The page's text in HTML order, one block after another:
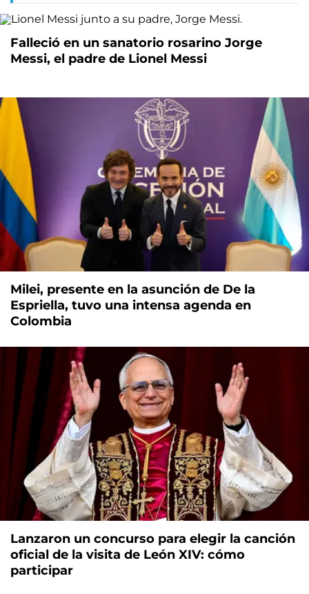
Falleció en un sanatorio rosarino Jorge
Messi, el padre de Lionel Messi
Milei, presente en la asunción de De la
Espriella, tuvo una intensa agenda en
Colombia
Lanzaron un concurso para elegir la canción
oficial de la visita de León XIV: cómo
participar